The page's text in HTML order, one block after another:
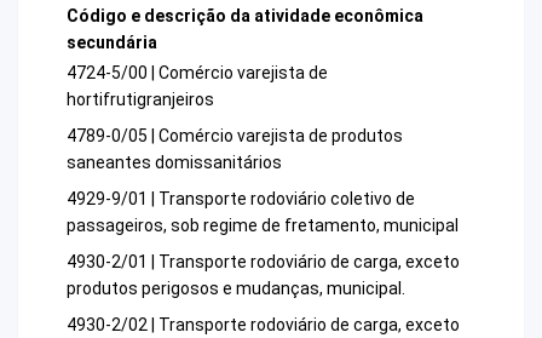
Código e descrição da atividade econômica
secundária
4724-5/00 | Comércio varejista de
hortifrutigranjeiros
4789-0/05 | Comércio varejista de produtos
saneantes domissanitários
4929-9/01 | Transporte rodoviário coletivo de
passageiros, sob regime de fretamento, municipal
4930-2/01 | Transporte rodoviário de carga, exceto
produtos perigosos e mudanças, municipal.
4930-2/02 | Transporte rodoviário de carga, exceto